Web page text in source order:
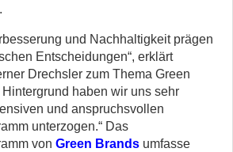
und Nachhaltigkeit prägen
Entscheidungen“, erklärt
Drechsler zum Thema Green
Hintergrund haben wir uns sehr
und anspruchsvollen
unterzogen.“ Das
von Green Brands umfasse